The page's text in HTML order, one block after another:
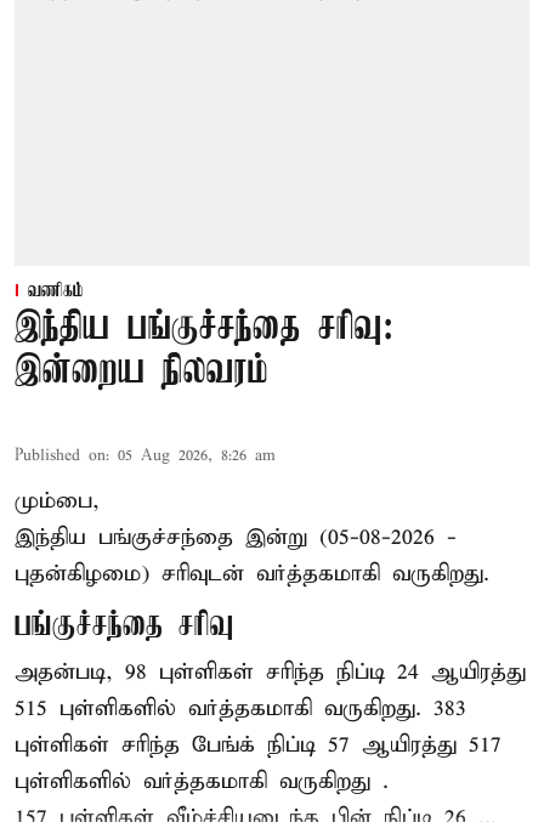
வணிகம்
இந்திய பங்குச்சந்தை சரிவு:
இன்றைய நிலவரம்
Published on: 05 Aug 2026, 8:26 am
மும்பை,
இந்திய பங்குச்சந்தை இன்று (05-08-2026 -
புதன்கிழமை) சரிவுடன் வர்த்தகமாகி வருகிறது.
பங்குச்சந்தை சரிவு
அதன்படி, 98 புள்ளிகள் சரிந்த நிப்டி 24 ஆயிரத்து
515 புள்ளிகளில் வர்த்தகமாகி வருகிறது. 383
புள்ளிகள் சரிந்த பேங்க் நிப்டி 57 ஆயிரத்து 517
புள்ளிகளில் வர்த்தகமாகி வருகிறது .